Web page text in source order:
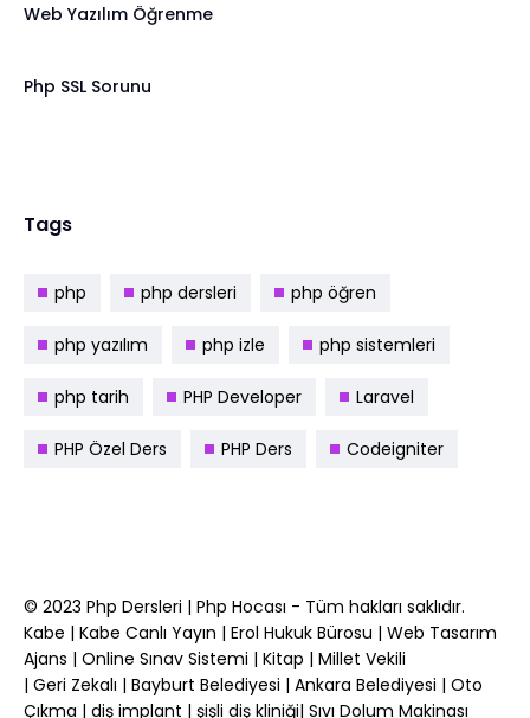
Web Yazılım Öğrenme
Php SSL Sorunu
Tags
php php dersleri php öğren
php yazılım php izle php sistemleri
php tarih PHP Developer Laravel
PHP Özel Ders PHP Ders Codeigniter
© 2023 Php Dersleri | Php Hocası - Tüm hakları saklıdır.
Kabe | Kabe Canlı Yayın | Erol Hukuk Bürosu | Web Tasarım
Ajans | Online Sınav Sistemi | Kitap | Millet Vekili
| Geri Zekalı | Bayburt Belediyesi | Ankara Belediyesi | Oto
Çıkma | diş implant | şişli diş kliniği| Sıvı Dolum Makinası